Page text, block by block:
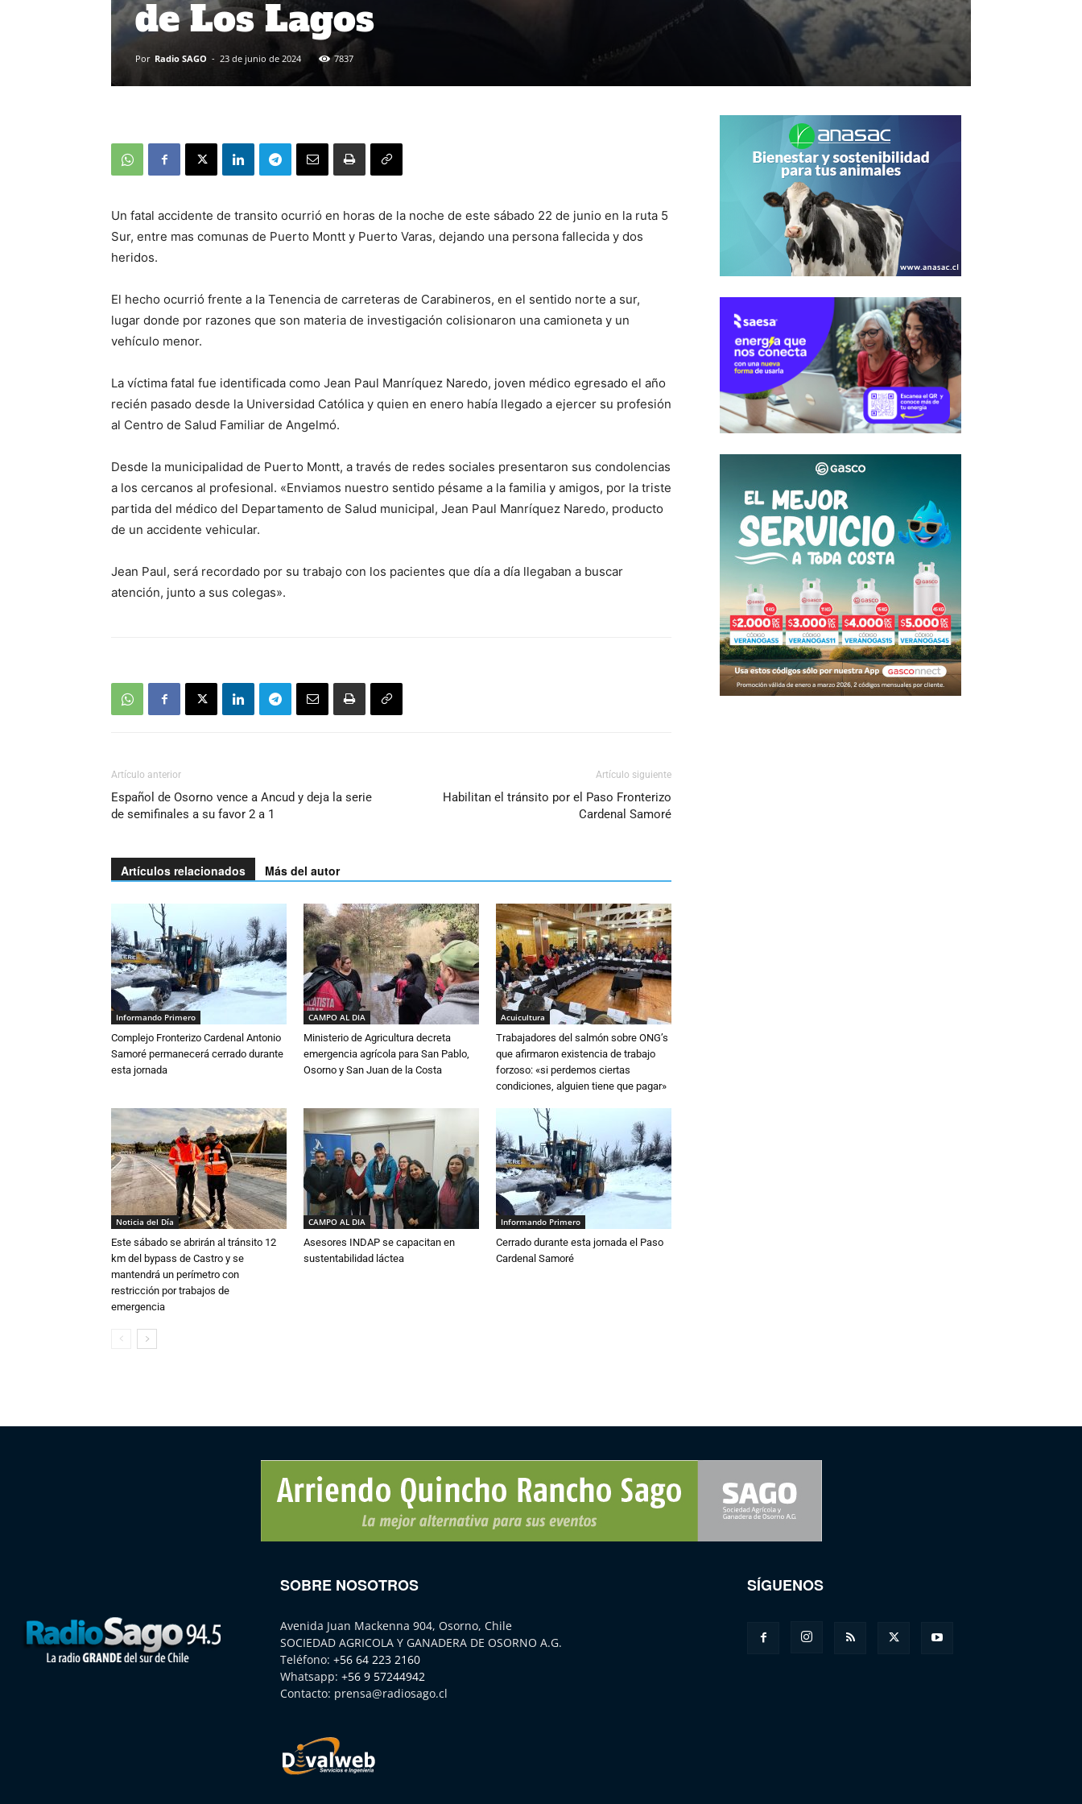
de Los Lagos
Por Radio SAGO - 23 de junio de 2024 7837
Un fatal accidente de transito ocurrió en horas de la noche de este sábado 22 de junio en la ruta 5
Sur, entre mas comunas de Puerto Montt y Puerto Varas, dejando una persona fallecida y dos
heridos.
El hecho ocurrió frente a la Tenencia de carreteras de Carabineros, en el sentido norte a sur,
lugar donde por razones que son materia de investigación colisionaron una camioneta y un
vehículo menor.
La víctima fatal fue identificada como Jean Paul Manríquez Naredo, joven médico egresado el año
recién pasado desde la Universidad Católica y quien en enero había llegado a ejercer su profesión
al Centro de Salud Familiar de Angelmó.
Desde la municipalidad de Puerto Montt, a través de redes sociales presentaron sus condolencias
a los cercanos al profesional. «Enviamos nuestro sentido pésame a la familia y amigos, por la triste
partida del médico del Departamento de Salud municipal, Jean Paul Manríquez Naredo, producto
de un accidente vehicular.
Jean Paul, será recordado por su trabajo con los pacientes que día a día llegaban a buscar
atención, junto a sus colegas».
Artículo anterior
Español de Osorno vence a Ancud y deja la serie
de semifinales a su favor 2 a 1
Artículo siguiente
Habilitan el tránsito por el Paso Fronterizo
Cardenal Samoré
Artículos relacionados Más del autor
Informando Primero
Complejo Fronterizo Cardenal Antonio
Samoré permanecerá cerrado durante
esta jornada
CAMPO AL DIA
Ministerio de Agricultura decreta
emergencia agrícola para San Pablo,
Osorno y San Juan de la Costa
Acuicultura
Trabajadores del salmón sobre ONG’s
que afirmaron existencia de trabajo
forzoso: «si perdemos ciertas
condiciones, alguien tiene que pagar»
Noticia del Día
Este sábado se abrirán al tránsito 12
km del bypass de Castro y se
mantendrá un perímetro con
restricción por trabajos de
emergencia
CAMPO AL DIA
Asesores INDAP se capacitan en
sustentabilidad láctea
Informando Primero
Cerrado durante esta jornada el Paso
Cardenal Samoré
SOBRE NOSOTROS
Avenida Juan Mackenna 904, Osorno, Chile
SOCIEDAD AGRICOLA Y GANADERA DE OSORNO A.G.
Teléfono: +56 64 223 2160
Whatsapp: +56 9 57244942
Contacto: prensa@radiosago.cl
SÍGUENOS